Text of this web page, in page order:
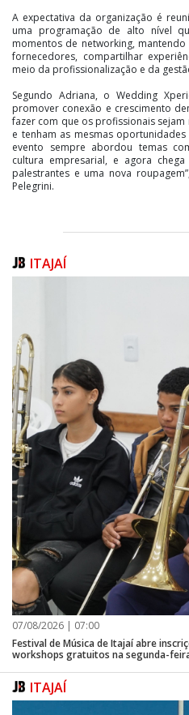
A expectativa da organização é
uma programação de alto nível
momentos de networking,
fornecedores, compartilhar
meio da profissionalização e da
Segundo Adriana, o Wedding
promover conexão e crescimento
fazer com que os profissionais
e tenham as mesmas
evento sempre abordou temas
cultura empresarial, e agora
palestrantes e uma nova
Pelegrini.
corporativos.
posicionamento da região como
congressos nacionais.
ITAJAÍ
07/08/2026 | 07:00
Festival de Música de Itajaí abre
workshops gratuitos na segunda-
ITAJAÍ